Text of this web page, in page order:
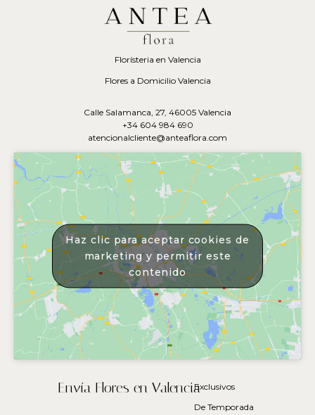
Florísteria en Valencia
Flores a Domicilio Valencia
Calle Salamanca, 27, 46005 Valencia
+34 604 984 690
atencionalcliente@anteaflora.com
Haz clic para aceptar cookies de
marketing y permitir este
contenido
Envía Flores en ValenciaExclusivos
De Temporada